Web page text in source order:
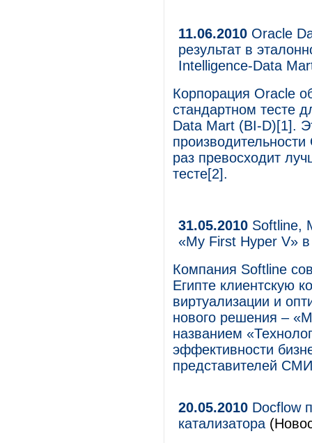
11.06.2010 Oracle
результат в
Intelligence-Data
Корпорация Oracle
стандартном тесте
Data Mart (BI-D)[1].
раз превосходит
тесте[2].
31.05.2010 Softline,
«My First Hyper V» в
Компания Softline
Египте клиентскую
виртуализации и
нового решения –
названием
эффективности
представителей
20.05.2010 Docflow
катализатора